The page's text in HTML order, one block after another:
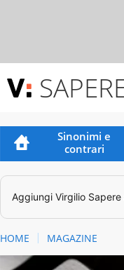
Sinonimi e
contrari
Aggiungi Virgilio Sapere
HOME MAGAZINE